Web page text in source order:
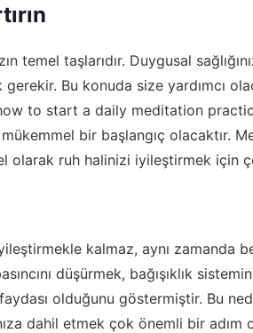
temel taşlarıdır. Duygusal
gerekir. Bu konuda size yardımcı
to start a daily meditation
mükemmel bir başlangıç olacaktır.
olarak ruh halinizi iyileştirmek için
kalmaz, aynı zamanda
düşürmek, bağışıklık
olduğunu göstermiştir. Bu
dahil etmek çok önemli bir adım